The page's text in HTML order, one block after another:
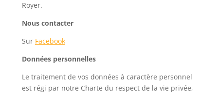
Royer.
Nous contacter
Sur Facebook
Données personnelles
Le traitement de vos données à caractère personnel
est régi par notre Charte du respect de la vie privée,